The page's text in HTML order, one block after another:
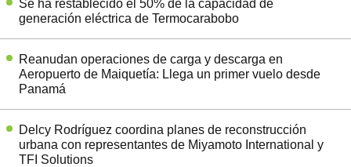
Se ha restablecido el 50% de la capacidad de
generación eléctrica de Termocarabobo
Reanudan operaciones de carga y descarga en
Aeropuerto de Maiquetía: Llega un primer vuelo desde
Panamá
Delcy Rodríguez coordina planes de reconstrucción
urbana con representantes de Miyamoto International y
TFI Solutions